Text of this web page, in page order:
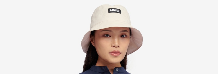
【最大50%OFF】FINAL SALEがスタート！
ログイン/会員登録で送料＆返品無料
AIGLE CLUB ポイントサービス終了のお知らせ